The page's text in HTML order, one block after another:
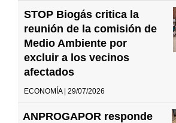
STOP Biogás critica la
reunión de la comisión de
Medio Ambiente por
excluir a los vecinos
afectados
ECONOMÍA | 29/07/2026
ANPROGAPOR responde